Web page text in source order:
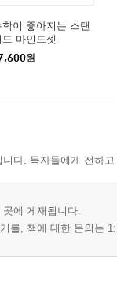
학이 좋아지는 스탠
드 마인드셋
원
다. 독자들에게 전하
에 게재됩니다.
를, 책에 대한 문의는